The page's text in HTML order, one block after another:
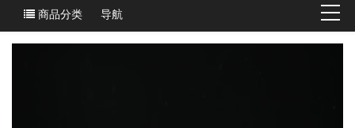
商品分类 导航